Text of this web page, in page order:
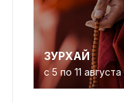
ЗУРХАЙ
с 5 по 11 августа